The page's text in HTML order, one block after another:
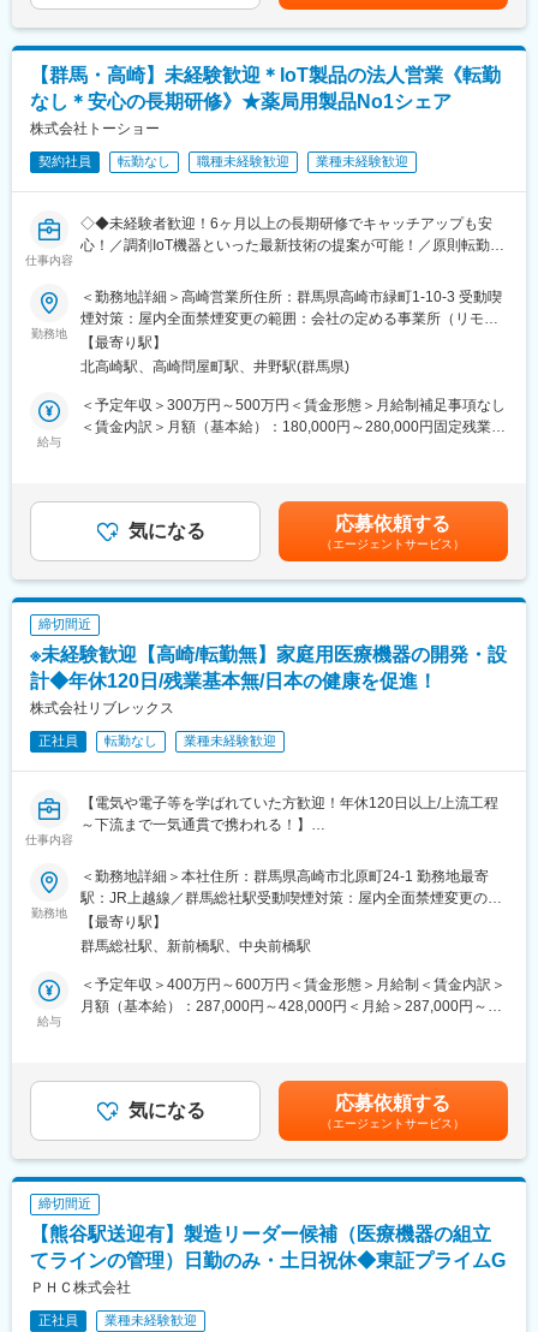
（3）様々な業界の普段会えない役職者に会える
【企業紹介WEBページ】
■会社概要
https://www.youtube.com/watch?v=Ge4KiEjNYaM
■採用サイト内動画ページ
https://trim-saiyo.jp/movie/
年収にプラスして実績に応じたインセンティブを支給します。実
績がそのまま評価に反映されるため、モチベーションに繋がりま
す。
■社風について：
かっ達で和気あいあいとした社風です。年次に関係なく、「こん
なことやりたい」という意見を求められ、チャレンジもできる環
境です。
■当社について：
は自社工場を設立。メーカーとして整水器の普及に取り組んでい
ます。
・創業以来、人間にとって最適な「水」とは何かを追求し続け、
これまで20を越える国内外の大学や研究機関と産学共同研究を進
・昨今、日本だけではなく、先進国や新興国においても生活習慣
病が問題となっています。 健康長寿社会の実現をめざした取り組
変更の範囲：会社の定める業務
あり、選考を通じて上下する可能性があります。月給(月額)は固定
手当を含めた表記です。
【群馬・高崎】未経験歓迎＊IoT製品の法人営業《転勤
なし＊安心の長期研修》★薬局用製品No1シェア
株式会社トーショー
契約社員 転勤なし 職種未経験歓迎 業種未経験歓迎
仕事内容
◇◆未経験者歓迎！6ヶ月以上の長期研修でキャッチアップも安
心！／調剤IoT機器といった最新技術の提案が可能！／原則転勤は
仕事◆◇
【はじめに】
既存のお客様である調剤薬局やドラッグストアに対して、主力製
品である全自動調剤分包機などの調剤IoT機器を販売いただく職種
となります。
IoT製品の販売スキルの市場価値は上昇の一途を辿っており、同社
【業務概要】
・提案資料作成
・新規訪問
【その他補足情報】
・長期間の研修を用意しているため職種未経験＆技術的な知識が
全く無い方でも立ち上りが可能となっております。
登用となり、業界トップクラスシェアを誇る優良企業の正社員と
す。また、販売スキルだけでなく薬局運営コンサルティングのス
キルも習得可能なため市場価値向上が可能です。
【ポジションの魅力】
・同社の製品やシステムが、24時間止めてはならない医療現場の
安心安全や、医療従事者の負担軽減に大きく貢献しています。
・調剤というニッチな分野で、業界トップクラスのシェアを誇る
る顧客からいかにシェアを獲得するか、試行錯誤する面白さがあ
ります。
【同社について】
当社は売上高256億円、全国77拠点、従業員数570名規模を誇る調
1980年代から他社に先駆けてスウェーデンなどヨーロッパに販売
網を拡大してきました。国内だけでなく、海外での売上も安定的
に伸びているため経営が安定しています。
変更の範囲：会社の定める業務
勤務地
＜勤務地詳細＞高崎営業所住所：群馬県高崎市緑町1-10-3 受動喫
煙対策：屋内全面禁煙変更の範囲：会社の定める事業所（リモー
トワーク含む）
【最寄り駅】
北高崎駅、高崎問屋町駅、井野駅(群馬県)
給与
＜予定年収＞300万円～500万円＜賃金形態＞月給制補足事項なし
＜賃金内訳＞月額（基本給）：180,000円～280,000円固定残業手
＞※給与詳細は、年齢・スキルを考慮し決定します。■昇給：年1
回■賞与：年2回年収420万円／30歳 経験5年年収500万円／32歳
経験7年賃金はあくまでも目安の金額であり、選考を通じて上下す
る可能性があります。月給(月額)は固定手当を含めた表記です。
気になる 応募依頼する
（エージェントサービス）
締切間近
※未経験歓迎【高崎/転勤無】家庭用医療機器の開発・設
計◆年休120日/残業基本無/日本の健康を促進！
株式会社リブレックス
正社員 転勤なし 業種未経験歓迎
仕事内容
【電気や電子等を学ばれていた方歓迎！年休120日以上/上流工程
～下流まで一気通貫で携われる！】
■業務概要：
当社では医療機器・健康関連機器を中心に製造・開発を行ってお
ります。本求人では設計開発部にて、製品開発～設計～試作・評
価等をお任せいたします。
■業務詳細：
・医療機器を中心とした商品開発・設計全般
なります。
∟試作・検証・EMC対策：スピード感を大切にしつつ、じっくり
試作・検証を重ねます。数度に及ぶ試作・検証で得たノウハウも
・法令対応・ISO関連対応
※開発／検証・運用／品質管理業務各1/3ずつ程度携わっていきま
す。
■開発している商品：
・頭痛や肩こりで悩んでいる方のための高電位治療器
勤務地
＜勤務地詳細＞本社住所：群馬県高崎市北原町24-1 勤務地最寄
駅：JR上越線／群馬総社駅受動喫煙対策：屋内全面禁煙変更の範
囲：会社の定める事業所
【最寄り駅】
群馬総社駅、新前橋駅、中央前橋駅
給与
＜予定年収＞400万円～600万円＜賃金形態＞月給制＜賃金内訳＞
月額（基本給）：287,000円～428,000円＜月給＞287,000円～
性があります。月給(月額)は固定手当を含めた表記です。
気になる 応募依頼する
（エージェントサービス）
締切間近
【熊谷駅送迎有】製造リーダー候補（医療機器の組立
てラインの管理）日勤のみ・土日祝休◆東証プライムG
ＰＨＣ株式会社
正社員 業種未経験歓迎